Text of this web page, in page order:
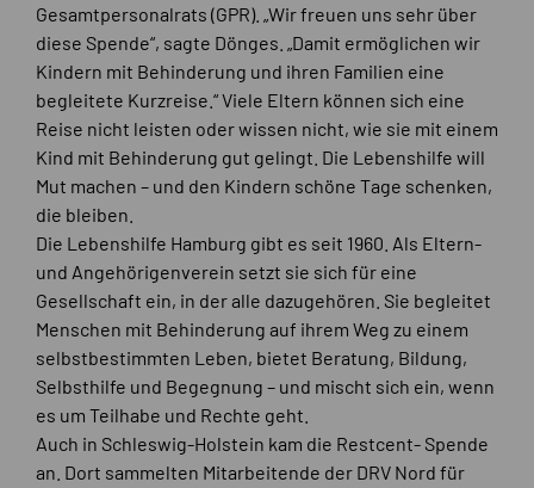
Gesamtpersonalrats (GPR). „Wir freuen uns sehr über
diese Spende“, sagte Dönges. „Damit ermöglichen wir
Kindern mit Behinderung und ihren Familien eine
begleitete Kurzreise.“ Viele Eltern können sich eine
Reise nicht leisten oder wissen nicht, wie sie mit einem
Kind mit Behinderung gut gelingt. Die Lebenshilfe will
Mut machen – und den Kindern schöne Tage schenken,
die bleiben.
Die Lebenshilfe Hamburg gibt es seit 1960. Als Eltern-
und Angehörigenverein setzt sie sich für eine
Gesellschaft ein, in der alle dazugehören. Sie begleitet
Menschen mit Behinderung auf ihrem Weg zu einem
selbstbestimmten Leben, bietet Beratung, Bildung,
Selbsthilfe und Begegnung – und mischt sich ein, wenn
es um Teilhabe und Rechte geht.
Auch in Schleswig-Holstein kam die Restcent- Spende
an. Dort sammelten Mitarbeitende der DRV Nord für